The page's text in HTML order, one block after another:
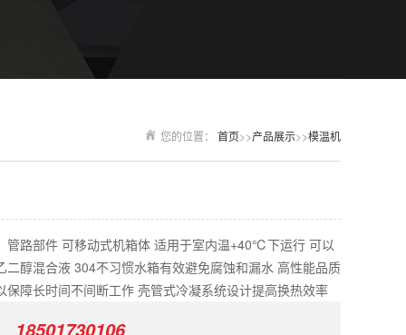
您的位置： 首页>>产品展示>>模温机
管路部件 可移动式机箱体 适用于室内温+40℃下运行 可以
二醇混合液 304不习惯水箱有效避免腐蚀和漏水 高性能品质
保障长时间不间断工作 壳管式冷凝系统设计提高换热效率
18501730106